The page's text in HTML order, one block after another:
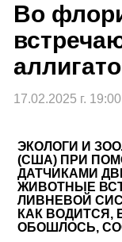
Во
17.02.2025 г. 19:00
ЭКОЛОГИ И
(США) ПРИ
ДАТЧИКАМИ
ЖИВОТНЫЕ
ЛИВНЕВОЙ
КАК ВОДИТСЯ,
ОБОШЛОСЬ,